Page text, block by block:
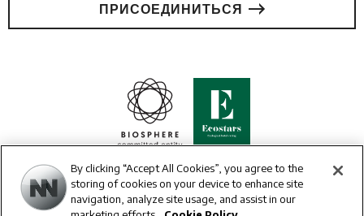
ПРИСОЕДИНИТЬСЯ
By clicking “Accept All Cookies”, you agree to the
storing of cookies on your device to enhance site
navigation, analyze site usage, and assist in our